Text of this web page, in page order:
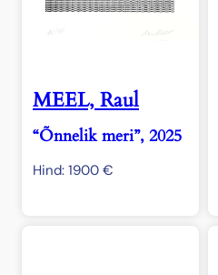
MEEL, Raul
“Õnnelik meri”, 2025
Hind: 1900 €